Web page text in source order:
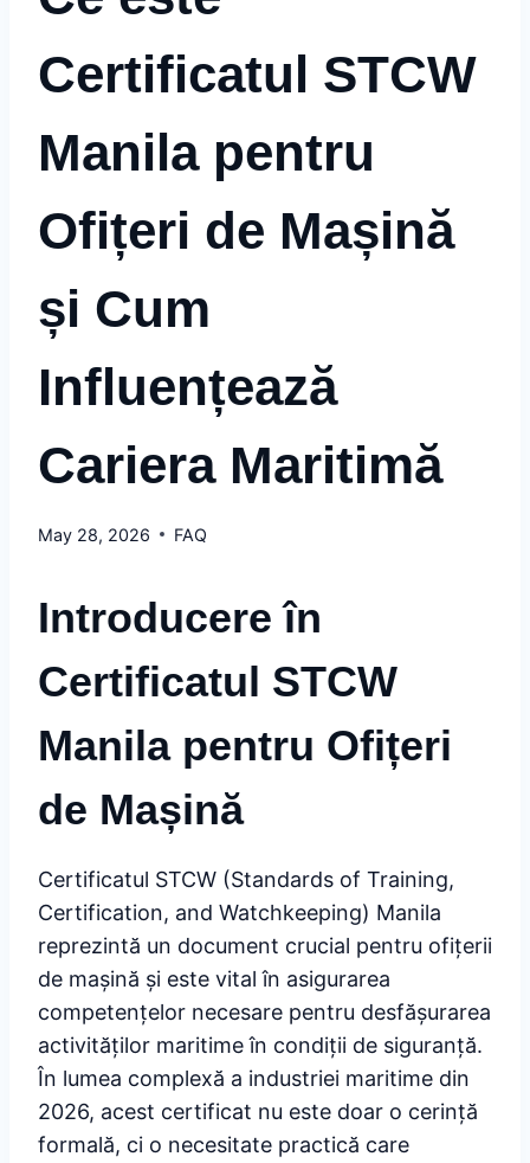
Certificatul STCW
Manila pentru
Ofițeri de Mașină
și Cum
Influențează
Cariera Maritimă
May 28, 2026 FAQ
Introducere în
Certificatul STCW
Manila pentru Ofițeri
de Mașină
Certificatul STCW (Standards of Training,
Certification, and Watchkeeping) Manila
reprezintă un document crucial pentru ofițerii
de mașină și este vital în asigurarea
competențelor necesare pentru desfășurarea
activităților maritime în condiții de siguranță.
În lumea complexă a industriei maritime din
2026, acest certificat nu este doar o cerință
formală, ci o necesitate practică care